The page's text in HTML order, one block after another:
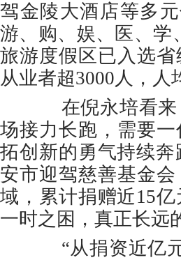
驾金陵大酒店等多
游、购、娱、医、学
旅游度假区已入选
从业者超3000人，人
在倪永培看来
场接力长跑，需要
拓创新的勇气持续
安市迎驾慈善基金
域，累计捐赠近15
一时之困，真正长远
“从捐资近亿元